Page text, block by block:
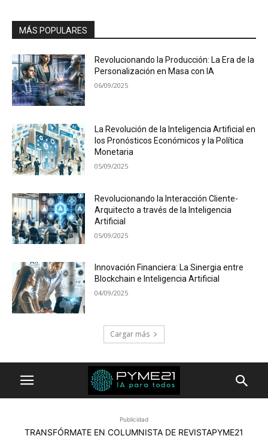
MÁS POPULARES
Revolucionando la Producción: La Era de la
Personalización en Masa con IA
06/09/2025
La Revolución de la Inteligencia Artificial en
los Pronósticos Económicos y la Política
Monetaria
05/09/2025
Revolucionando la Interacción Cliente-
Arquitecto a través de la Inteligencia
Artificial
05/09/2025
Innovación Financiera: La Sinergia entre
Blockchain e Inteligencia Artificial
04/09/2025
Cargar más